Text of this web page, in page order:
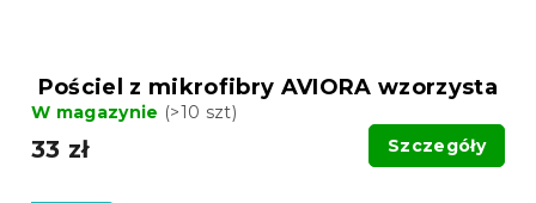
Pościel z mikrofibry AVIORA wzorzysta
W magazynie (>10 szt)
33 zł Szczegóły